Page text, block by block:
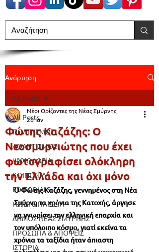
Ανάρτηση
All Posts
ΠΟΛΙΤΙΣΜΟΣ
ΑΘΛΗΤΙΣΜΟΣ
ΨΥΧΟΛΟΓΙΑ
ΚΟΙΝΩΝΙΑ
EDITORIALS
ΠΑΙΔΙ & ΠΑΙΔΕΙΑ
ΔΗΜΟΣ ΝΕΑΣ ΣΜΥΡΝΗΣ
ΠΡΟΣΩΠΑ & ΑΠΟΨΕΙΣ
ΙΣΤΟΡΙΑ
All Posts
Φώτης Καζάζης: Ο
Νεοσμυρνιώτης που έχει
φωτογραφίσει ολόκληρη
την Ελλάδα και όχι μόνο
Νέοι Ορίζοντες της Νέας Σμύρνης
26 Ιαν
Ο Φώτης Καζάζης, γεννημένος στη Νέα
Σμύρνη τα χρόνια της Κατοχής, άργησε
να γνωρίσει την ελληνική επαρχία και
τον υπόλοιπο κόσμο, γιατί εκείνα τα
χρόνια τα ταξίδια ήταν άπιαστη